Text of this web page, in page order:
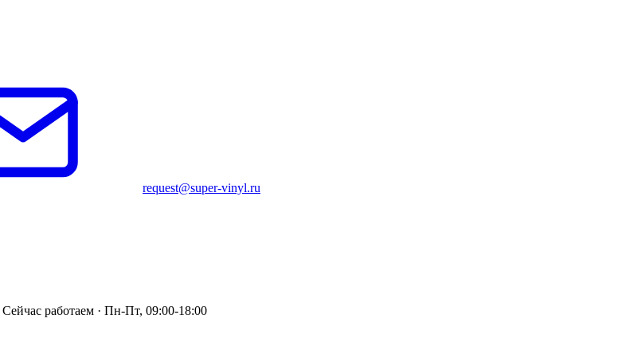
request@super-vinyl.ru
Сейчас работаем · Пн-Пт, 09:00-18:00